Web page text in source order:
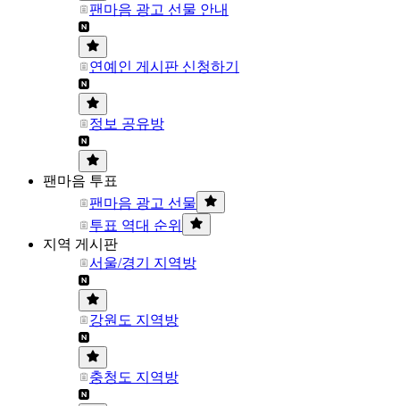
팬마음 광고 선물 안내
연예인 게시판 신청하기
정보 공유방
팬마음 투표
팬마음 광고 선물
투표 역대 순위
지역 게시판
서울/경기 지역방
강원도 지역방
충청도 지역방